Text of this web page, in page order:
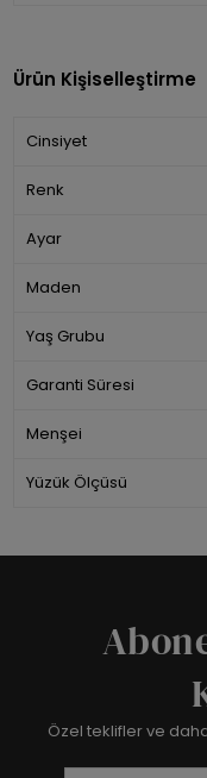
Ürün Kişiselleştirme
Cinsiyet
Renk
Ayar
Maden
Yaş Grubu
Garanti Süresi
Menşei
Yüzük Ölçüsü
Özel teklifler ve